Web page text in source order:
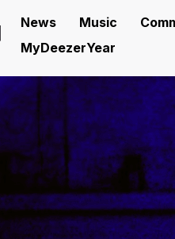
News Music
MyDeezerYear